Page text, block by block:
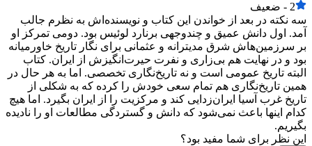
2
- ضعیف
سه نکته در بعد از خواندن این کتاب و نویسنده‌اش به نظرم جالب
آمد. اول دانش عمیق و چندوجهی برنارد لوئیس بود. دومی تمرکز او
بر سرزمین‌هاش شرق مدیترانه و عثمانی برای نگار تاریخ خاورمیانه
بود و در نهایت هم بی‌زاری و نفرت حیرت‌انگیزش از ایران. کتاب
البته تاریخ عمومی است و نه تاریخ‌نگاری تخصصی. اما به هر حال در
همین تاریخ‌نگاری هم تمام سعی خودش را کرده که به شکلی از
تاریخ غرب آسیا ایران‌زدایی کند و مرکزیت را از ایران بگیرد. اما هیچ
کدام اینها باعث نمی‌شود که دانش و گستردگی مطالعات او را نادیده
بگیریم.
این نظر برای شما مفید بود؟